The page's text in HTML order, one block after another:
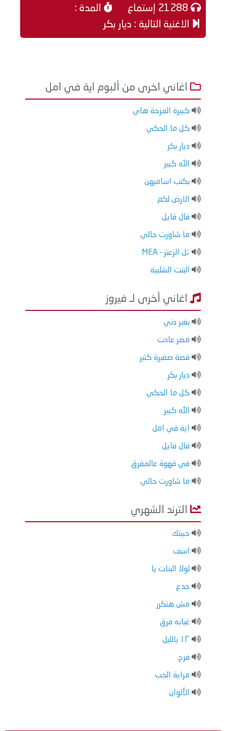
المدة :
الاغنية التالية : ديار بكر
اغاني اخرى من ألبوم اية في امل
كبيرة المزحة هاي
كل ما الحكي
ديار بكر
الله كبير
بكتب اساميهن
الارض لكم
قال قايل
ما شاورت حالي
تل الزعتر - MEA
البنت الشلبية
اغاني أخرى لـ فيروز
بغير دني
مصر عادت
قصة صغيرة كتير
ديار بكر
كل ما الحكي
الله كبير
اية في امل
قال قايل
في قهوة عالمفرق
ما شاورت حالي
الترند الشهري
حبيتك
اسف
لولا البنات يا
جدع
مش هتكرر
غيابه فرق
١٢ بالليل
فرح
مراية الحب
الألوان